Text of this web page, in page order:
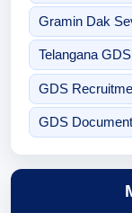
Gramin Dak
Telangana
GDS
GDS